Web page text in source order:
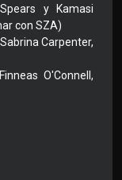
y Kamasi
con SZA)
Carpenter,
O'Connell,